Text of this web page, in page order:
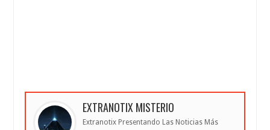
EXTRANOTIX MISTERIO
Extranotix Presentando Las Noticias Más